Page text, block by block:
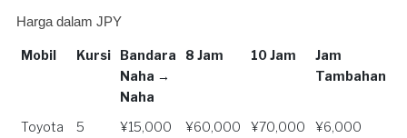
Harga dalam JPY
Mobil Kursi
Bandara
Naha →
Naha
8 Jam 10 Jam
Jam
Tambahan
Mobil Kursi
Bandara
8 Jam 10 Jam
Jam
Toyota
5 ¥15,000 ¥60,000 ¥70,000 ¥6,000